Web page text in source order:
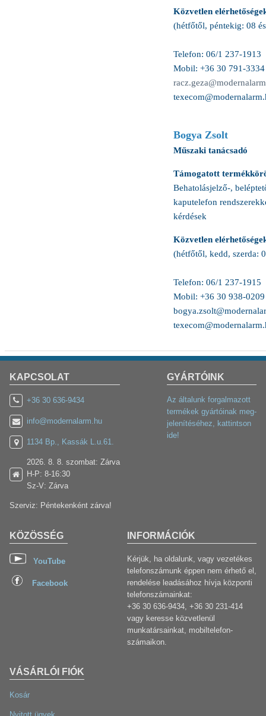
Közvetlen
(hétfőtől, péntekig: 08
Telefon: 06/1 237-1913
Mobil: +36 30 791-3334
Bogya Zsolt
Műszaki tanácsadó
Támogatott
Behatolásjelző-,
kaputelefon
kérdések
Közvetlen
(hétfőtől, kedd, szerda:
Telefon: 06/1 237-1915
Mobil: +36 30 938-0209
KAPCSOLAT
+36 30 636-9434
info@modernalarm.hu
1134 Bp., Kassák L.u.61.
2026. 8. 8. szombat: Zárva
H-P: 8-16:30
Sz-V: Zárva
Szerviz: Péntekenként zárva!
VÁSÁRLÓI FIÓK
Kosár
KÖZÖSSÉG
YouTube
Facebook
INFORMÁCIÓK
Kérjük, ha oldalunk, vagy vezetékes
telefonszámunk éppen nem érhető el,
rendelése leadásához hívja központi
telefonszámainkat:
+36 30 636-9434, +36 30 231-414
vagy keresse közvetlenül
munkatársainkat, mobiltelefon-
számaikon.
GYÁRTÓINK
Az általunk forgalmazott
termékek gyártóinak meg-
jelenítéséhez, kattintson
ide!